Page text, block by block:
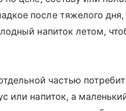
после тяжелого
напиток летом,
частью
или напиток, а